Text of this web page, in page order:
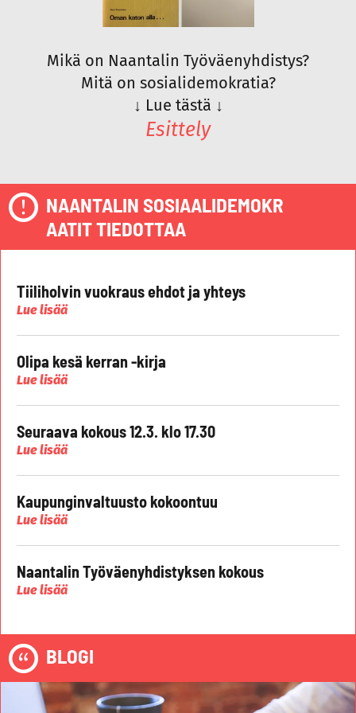
Mikä on Naantalin Työväenyhdistys?
Mitä on sosialidemokratia?
↓ Lue tästä ↓
Esittely
NAANTALIN SOSIAALIDEMOKR
AATIT TIEDOTTAA
Tiiliholvin vuokraus ehdot ja yhteys
Lue lisää
Olipa kesä kerran -kirja
Lue lisää
Seuraava kokous 12.3. klo 17.30
Lue lisää
Kaupunginvaltuusto kokoontuu
Lue lisää
Naantalin Työväenyhdistyksen kokous
Lue lisää
BLOGI